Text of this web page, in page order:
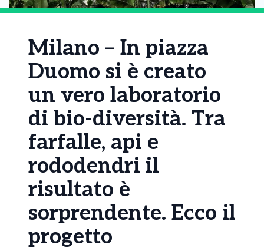
Milano – In piazza
Duomo si è creato
un vero laboratorio
di bio-diversità. Tra
farfalle, api e
rododendri il
risultato è
sorprendente. Ecco il
progetto